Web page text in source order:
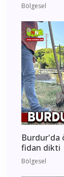
Bölgesel
Burdur'da
fidan dikti
Bölgesel